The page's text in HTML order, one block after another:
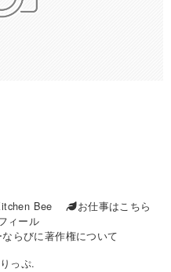
Bee
お仕事はこちら
ィール
らびに著作権について
っぷ.